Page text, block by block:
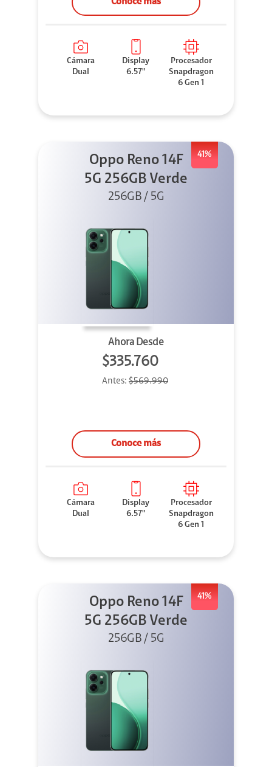
Conoce más
Cámara
Dual
Display
6.57"
Procesador
Snapdragon
6 Gen 1
41%
Oppo Reno 14F
5G 256GB Verde
256GB / 5G
Ahora Desde
$335.760
Antes: $569.990
Conoce más
Cámara
Dual
Display
6.57"
Procesador
Snapdragon
6 Gen 1
41%
Oppo Reno 14F
5G 256GB Verde
256GB / 5G